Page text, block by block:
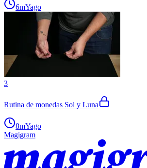
6mYago
3
Rutina de monedas Sol y Luna
8mYago
Magigram